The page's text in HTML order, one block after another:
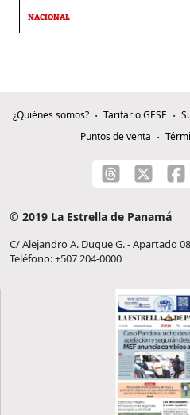
NACIONAL
¿Quiénes somos? Tarifario GESE
Puntos de venta
© 2019 La Estrella de Panamá
C/ Alejandro A. Duque G. - Apartado
Teléfono: +507 204-0000